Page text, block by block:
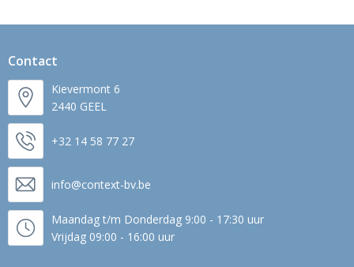
Contact
Kievermont 6
2440 GEEL
+32 14 58 77 27
info@context-bv.be
Maandag t/m Donderdag 9:00 - 17:30 uur
Vrijdag 09:00 - 16:00 uur